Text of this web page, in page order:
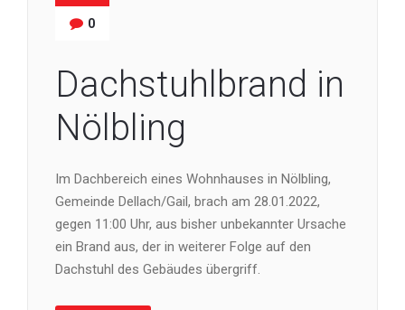
0
Dachstuhlbrand in
Nölbling
Im Dachbereich eines Wohnhauses in Nölbling,
Gemeinde Dellach/Gail, brach am 28.01.2022,
gegen 11:00 Uhr, aus bisher unbekannter Ursache
ein Brand aus, der in weiterer Folge auf den
Dachstuhl des Gebäudes übergriff.